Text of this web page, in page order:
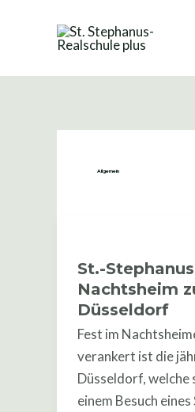
Allgemein
St.-
Nachtsheim
Düsseldorf
Fest im
verankert ist die
Düsseldorf,
einem Besuch eines
Realschule
plus
Nachtsheim
zu
Gast
in
Düsseldorf
pagination